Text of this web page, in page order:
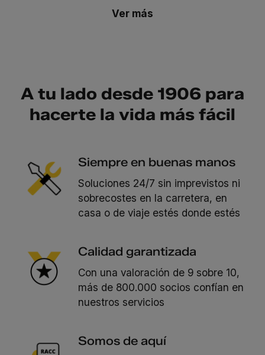
Ver más
A tu lado desde 1906 para
hacerte la vida más fácil
Siempre en buenas manos
Soluciones 24/7 sin imprevistos ni
sobrecostes en la carretera, en
casa o de viaje estés donde estés
Calidad garantizada
Con una valoración de 9 sobre 10,
más de 800.000 socios confían en
nuestros servicios
Somos de aquí